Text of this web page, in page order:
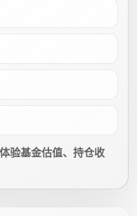
验基金估值、持仓收